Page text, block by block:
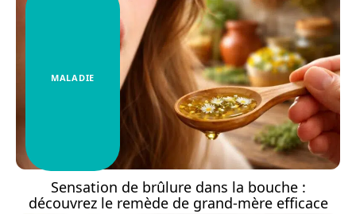
MALADIE
Sensation de brûlure dans la bouche :
découvrez le remède de grand-mère efficace